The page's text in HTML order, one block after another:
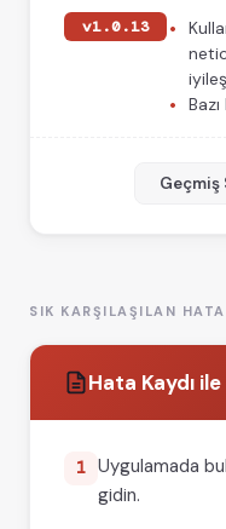
v1.0.13
🐧Linux
macOS (Intel)
v1.0.9
SIK KARŞILAŞILAN
Hata Kaydı
1 Uygulamada
gidin.